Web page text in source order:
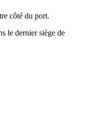
côté du port.
le dernier siège de